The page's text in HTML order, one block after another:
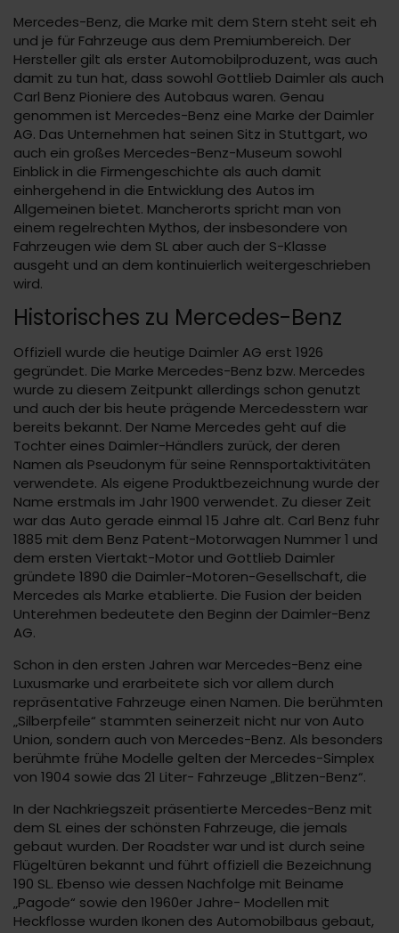
Mercedes-Benz, die Marke mit dem Stern steht seit eh
und je für Fahrzeuge aus dem Premiumbereich. Der
Hersteller gilt als erster Automobilproduzent, was auch
damit zu tun hat, dass sowohl Gottlieb Daimler als auch
Carl Benz Pioniere des Autobaus waren. Genau
genommen ist Mercedes-Benz eine Marke der Daimler
AG. Das Unternehmen hat seinen Sitz in Stuttgart, wo
auch ein großes Mercedes-Benz-Museum sowohl
Einblick in die Firmengeschichte als auch damit
einhergehend in die Entwicklung des Autos im
Allgemeinen bietet. Mancherorts spricht man von
einem regelrechten Mythos, der insbesondere von
Fahrzeugen wie dem SL aber auch der S-Klasse
ausgeht und an dem kontinuierlich weitergeschrieben
wird.
Historisches zu Mercedes-Benz
Offiziell wurde die heutige Daimler AG erst 1926
gegründet. Die Marke Mercedes-Benz bzw. Mercedes
wurde zu diesem Zeitpunkt allerdings schon genutzt
und auch der bis heute prägende Mercedesstern war
bereits bekannt. Der Name Mercedes geht auf die
Tochter eines Daimler-Händlers zurück, der deren
Namen als Pseudonym für seine Rennsportaktivitäten
verwendete. Als eigene Produktbezeichnung wurde der
Name erstmals im Jahr 1900 verwendet. Zu dieser Zeit
war das Auto gerade einmal 15 Jahre alt. Carl Benz fuhr
1885 mit dem Benz Patent-Motorwagen Nummer 1 und
dem ersten Viertakt-Motor und Gottlieb Daimler
gründete 1890 die Daimler-Motoren-Gesellschaft, die
Mercedes als Marke etablierte. Die Fusion der beiden
Unterehmen bedeutete den Beginn der Daimler-Benz
AG.
Schon in den ersten Jahren war Mercedes-Benz eine
Luxusmarke und erarbeitete sich vor allem durch
repräsentative Fahrzeuge einen Namen. Die berühmten
„Silberpfeile“ stammten seinerzeit nicht nur von Auto
Union, sondern auch von Mercedes-Benz. Als besonders
berühmte frühe Modelle gelten der Mercedes-Simplex
von 1904 sowie das 21 Liter- Fahrzeuge „Blitzen-Benz“.
In der Nachkriegszeit präsentierte Mercedes-Benz mit
dem SL eines der schönsten Fahrzeuge, die jemals
gebaut wurden. Der Roadster war und ist durch seine
Flügeltüren bekannt und führt offiziell die Bezeichnung
190 SL. Ebenso wie dessen Nachfolge mit Beiname
„Pagode“ sowie den 1960er Jahre- Modellen mit
Heckflosse wurden Ikonen des Automobilbaus gebaut,